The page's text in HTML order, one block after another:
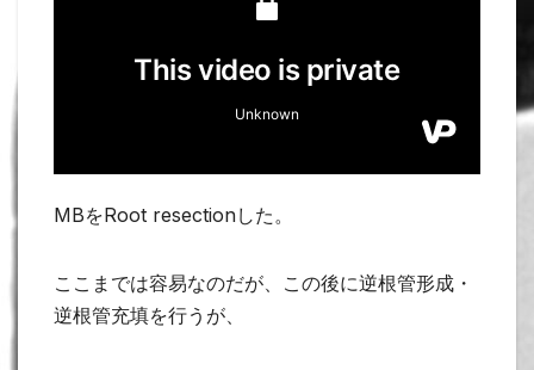
MBをRoot resectionした。
ここまでは容易なのだが、この後に逆根管形成・
逆根管充填を行うが、